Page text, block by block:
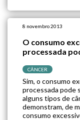
8 novembro 2013
O consumo
processada
CÂNCER
Sim, o consumo
processada pode
alguns tipos de
demonstram, de
consumo